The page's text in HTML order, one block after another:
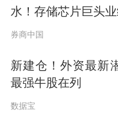
相关报道
俄罗斯总统普京
时间15日在美国
水！存储芯片巨头
券商中国
新建仓！外资最新
最强牛股在列
数据宝